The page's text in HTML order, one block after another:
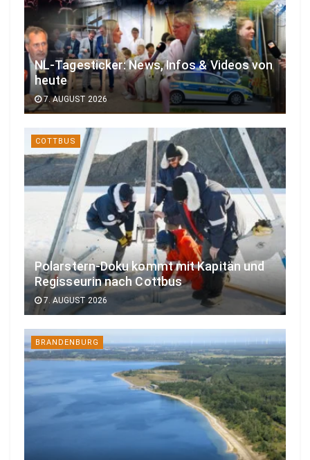
NL-Tagesticker: News, Infos & Videos von
heute
7. AUGUST 2026
COTTBUS
Polarstern-Doku kommt mit Kapitän und
Regisseurin nach Cottbus
7. AUGUST 2026
BRANDENBURG